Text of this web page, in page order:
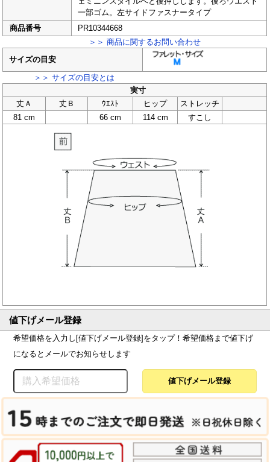
一部ゴム。左サイドファスナータイプ
商品番号
PR10344668
＞＞ 商品に関するお問い合わせ
サイズの目安
＞＞ サイズの目安とは
実寸
丈Ａ
丈Ｂ ｳｴｽﾄ ヒップ
ストレッチ
81 cm
66 cm 114 cm すこし
値下げメール登録
希望価格を入力し[値下げメール登録]をタップ！希望価格まで値下げ
になるとメールでお知らせします